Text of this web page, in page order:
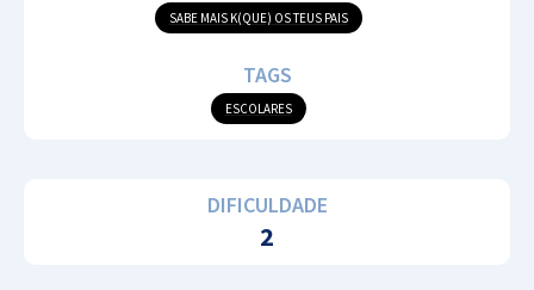
SABE MAIS K(QUE) OS TEUS PAIS
TAGS
ESCOLARES
DIFICULDADE
2